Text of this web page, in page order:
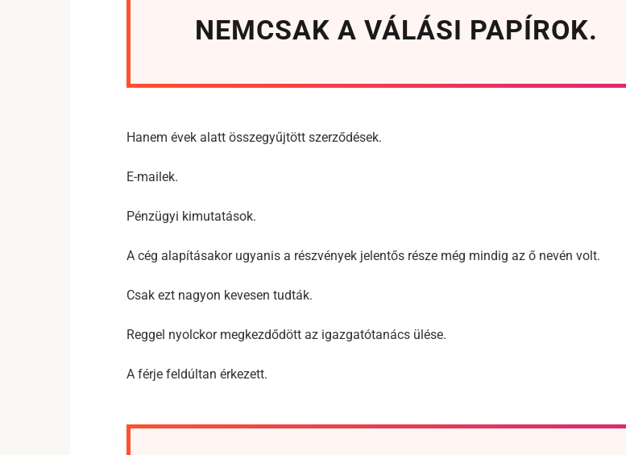
NEMCSAK A VÁLÁSI PAPÍROK.
Hanem évek alatt összegyűjtött szerződések.
E-mailek.
Pénzügyi kimutatások.
A cég alapításakor ugyanis a részvények jelentős része még mindig az ő nevén volt.
Csak ezt nagyon kevesen tudták.
Reggel nyolckor megkezdődött az igazgatótanács ülése.
A férje feldúltan érkezett.